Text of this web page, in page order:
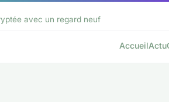
avec un regard neuf
AccueilActu